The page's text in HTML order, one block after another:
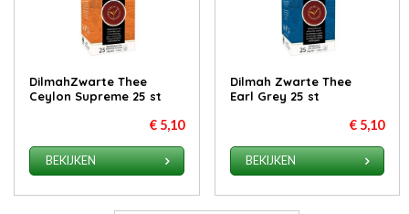
DilmahZwarte Thee
Ceylon Supreme 25 st
€ 5,10
BEKIJKEN
Dilmah Zwarte Thee
Earl Grey 25 st
€ 5,10
BEKIJKEN